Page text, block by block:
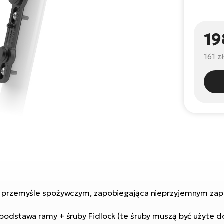
161 zł
spożywczym, zapobiegająca nieprzyjemnym
ramy + śruby Fidlock (te śruby muszą być użyte